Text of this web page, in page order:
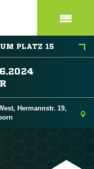
PLATZ 15
Hermannstr. 19,